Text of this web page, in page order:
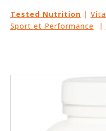
Tested Nutrition |
Sport et Performance |
MARQUES
keyboard_arrow_right
PACKAGES
keyboard_arrow_right
MOIS-